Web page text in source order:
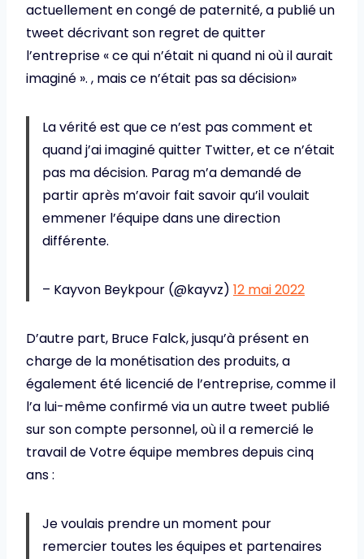
actuellement en congé de paternité, a publié un
tweet décrivant son regret de quitter
l’entreprise « ce qui n’était ni quand ni où il aurait
imaginé ». , mais ce n’était pas sa décision»
La vérité est que ce n’est pas comment et
quand j’ai imaginé quitter Twitter, et ce n’était
pas ma décision. Parag m’a demandé de
partir après m’avoir fait savoir qu’il voulait
emmener l’équipe dans une direction
différente.
– Kayvon Beykpour (@kayvz) 12 mai 2022
D’autre part, Bruce Falck, jusqu’à présent en
charge de la monétisation des produits, a
également été licencié de l’entreprise, comme il
l’a lui-même confirmé via un autre tweet publié
sur son compte personnel, où il a remercié le
travail de Votre équipe membres depuis cinq
ans :
Je voulais prendre un moment pour
remercier toutes les équipes et partenaires